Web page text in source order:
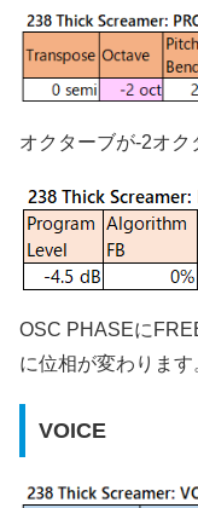
オクターブが-2オク
OSC PHASEに
に位相が変わります
VOICE